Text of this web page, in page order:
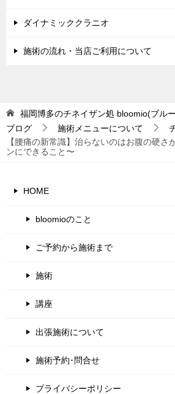
ダイナミッククラニオ
施術の流れ・当店ご利用について
福岡博多のチネイザン処 bloomio(ブル
ブログ
施術メニューについて
【腰痛の新常識】治らないのはお腹の硬さ
ンにできること〜
HOME
bloomioのこと
ご予約から施術まで
施術
講座
出張施術について
施術予約･問合せ
プライバシーポリシー